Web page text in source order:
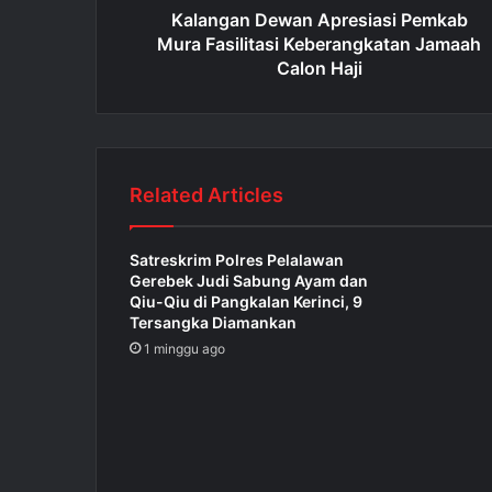
Kalangan Dewan Apresiasi Pemkab
Mura Fasilitasi Keberangkatan Jamaah
Calon Haji
Related Articles
Satreskrim Polres Pelalawan
Gerebek Judi Sabung Ayam dan
Qiu-Qiu di Pangkalan Kerinci, 9
Tersangka Diamankan
1 minggu ago